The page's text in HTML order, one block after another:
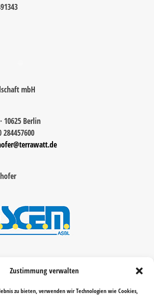
Zustimmung verwalten
zu bieten, verwenden wir Technologien wie Cookies,
mbH
10625 Berlin